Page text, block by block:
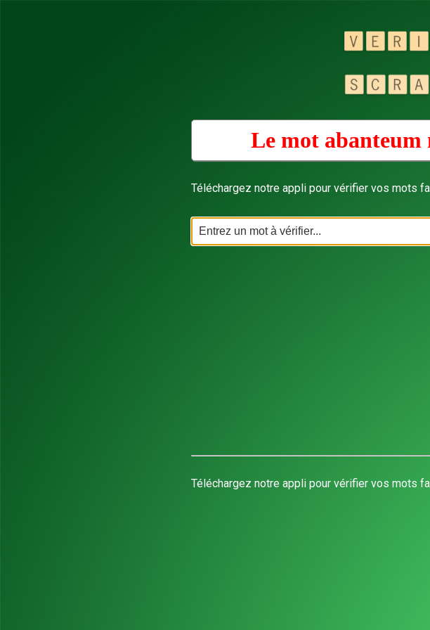
Le mot abanteum
Téléchargez notre appli pour vérifier vos mots
Téléchargez notre appli pour vérifier vos mots